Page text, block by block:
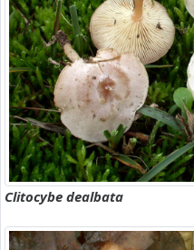
Clitocybe dealbata